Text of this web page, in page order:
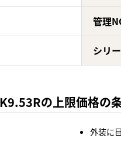
管理
シリ
の上限価格の
外装に